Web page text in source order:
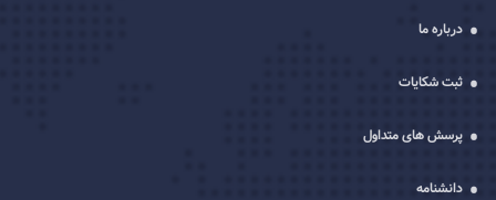
درباره ما
ثبت شکایات
پرسش های متداول
دانشنامه